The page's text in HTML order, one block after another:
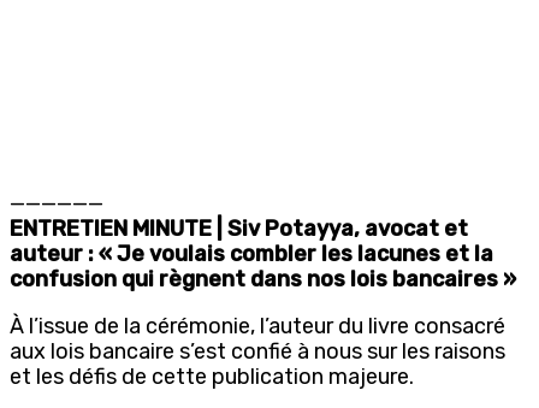
——————
ENTRETIEN MINUTE | Siv Potayya, avocat et
auteur : « Je voulais combler les lacunes et la
confusion qui règnent dans nos lois bancaires »
À l’issue de la cérémonie, l’auteur du livre consacré
aux lois bancaire s’est confié à nous sur les raisons
et les défis de cette publication majeure.